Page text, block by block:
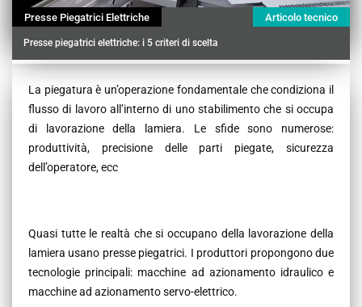
Presse Piegatrici Elettriche Articolo tecnico
Presse piegatrici elettriche: i 5 criteri di scelta
Contenu
La piegatura è un’operazione fondamentale che condiziona il
flusso di lavoro all’interno di uno stabilimento che si occupa
di lavorazione della lamiera. Le sfide sono numerose:
produttività, precisione delle parti piegate, sicurezza
dell’operatore, ecc
Quasi tutte le realtà che si occupano della lavorazione della
lamiera usano presse piegatrici. I produttori propongono due
tecnologie principali: macchine ad azionamento idraulico e
macchine ad azionamento servo-elettrico.